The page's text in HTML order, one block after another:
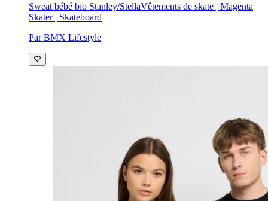
Sweat bébé bio Stanley/StellaVêtements de skate | Magenta
Skater | Skateboard
Par BMX Lifestyle